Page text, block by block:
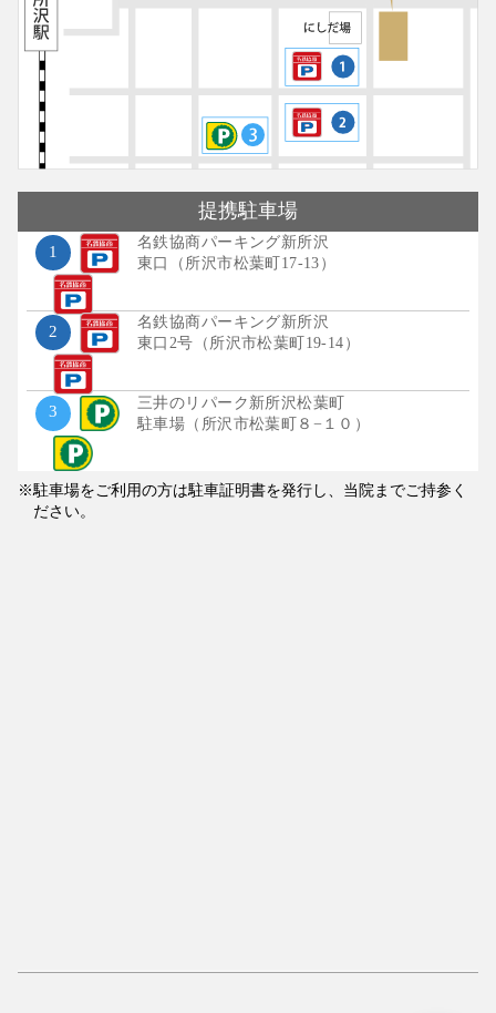
提携駐車場
1
名鉄協商パーキング新所沢
東口（所沢市松葉町17-13）
2
名鉄協商パーキング新所沢
東口2号（所沢市松葉町19-14）
3
三井のリパーク新所沢松葉町
駐車場（所沢市松葉町８−１０）
駐車場をご利用の方は駐車証明書を発行し、当院までご持参く
ださい。